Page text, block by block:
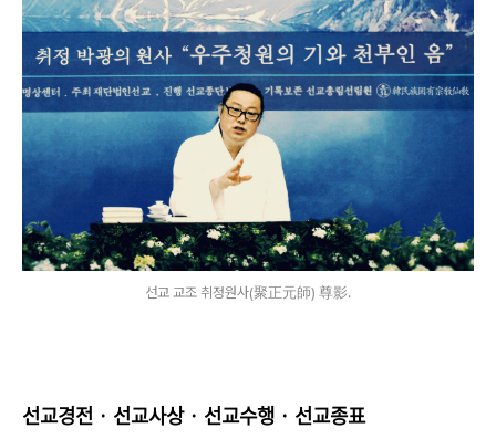
선교 교조 취정원사(聚正元師) 尊影.
선교경전 · 선교사상· 선교수행 · 선교종표